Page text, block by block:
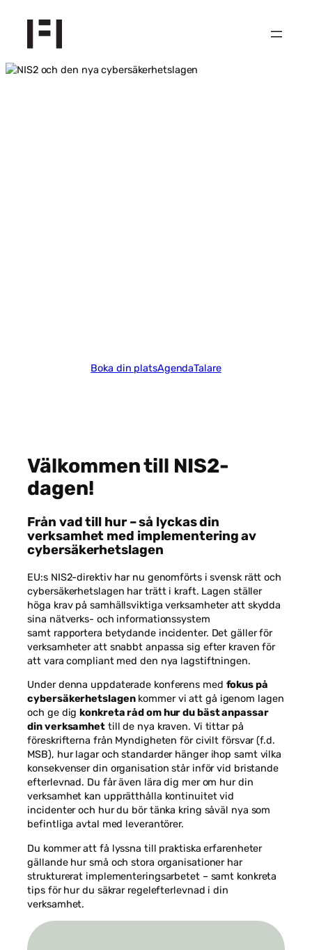
innehåll
Boka din platsAgendaTalare
Välkommen till NIS2-
dagen!
Från vad till hur – så lyckas din
verksamhet med implementering av
cybersäkerhetslagen
EU:s NIS2-direktiv har nu genomförts i svensk rätt och
cybersäkerhetslagen har trätt i kraft. Lagen ställer
höga krav på samhällsviktiga verksamheter att skydda
sina nätverks- och informationssystem
samt rapportera betydande incidenter. Det gäller för
verksamheter att snabbt anpassa sig efter kraven för
att vara compliant med den nya lagstiftningen.
Under denna uppdaterade konferens med fokus på
cybersäkerhetslagenkommer vi att gå igenom lagen
och ge digkonkreta råd om hur du bäst anpassar
din verksamhettill de nya kraven. Vi tittar på
föreskrifterna från Myndigheten för civilt försvar (f.d.
MSB), hur lagar och standarder hänger ihop samt vilka
konsekvenser din organisation står inför vid bristande
efterlevnad. Du får även lära dig mer om hur din
verksamhet kan upprätthålla kontinuitet vid
incidenter och hur du bör tänka kring såväl nya som
befintliga avtal med leverantörer.
Du kommer att få lyssna till praktiska erfarenheter
gällande hur små och stora organisationer har
strukturerat implementeringsarbetet – samt konkreta
tips för hur du säkrar regelefterlevnad i din
verksamhet.
går inte att
välja bort. De
behövs för
att hemsidan
taget ska
fungera.
Statistik
För att vi ska
kunna
förbättra
hemsidans
funktionalitet
och
uppbyggnad,
hur
hemsidan
används.
Upplevelse
För att vår
hemsida ska
prestera så
bra som
möjligt under
Om du nekar
de här
kakorna
kommer viss
funktionalitet
från
hemsidan.